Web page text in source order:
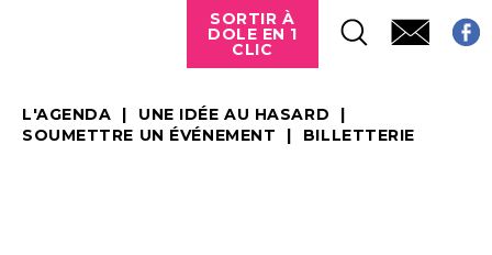
SORTIR À
DOLE EN 1
CLIC
L'AGENDA
UNE IDÉE AU HASARD
SOUMETTRE UN ÉVÉNEMENT
BILLETTERIE